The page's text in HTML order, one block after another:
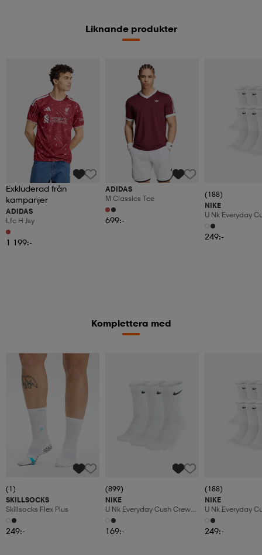
Liknande produkter
Exkluderad från
kampanjer
ADIDAS
Lfc H Jsy
1 199:-
ADIDAS
M Classics Tee
699:-
(188)
NIKE
U Nk Everyday
6pr-Bd
249:-
Komplettera med
(1)
SKILLSOCKS
Skillsocks Flex Plus
249:-
(899)
NIKE
U Nk Everyday Cush Crew
3pr
169:-
(188)
NIKE
U Nk Everyday
6pr-Bd
249:-